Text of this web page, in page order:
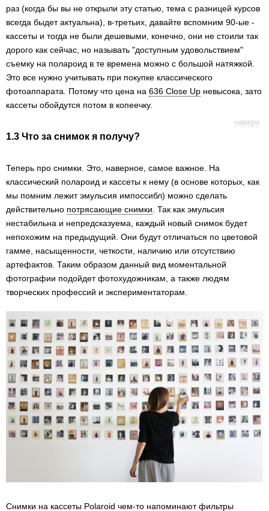
раз (когда бы вы не открыли эту статью, тема с разницей курсов
всегда быдет актуальна), в-третьих, давайте вспомним 90-ые -
кассеты и тогда не были дешевыми, конечно, они не стоили так
дорого как сейчас, но называть "доступным удовольствием"
съемку на полароид в те времена можно с большой натяжкой.
Это все нужно учитывать при покупке классического
фотоаппарата. Потому что цена на 636 Close Up невысока, зато
кассеты обойдутся потом в копеечку.
наверх
1.3 Что за снимок я получу?
Теперь про снимки. Это, наверное, самое важное. На
классический полароид и кассеты к нему (в основе которых, как
мы помним лежит эмульсия импоссибл) можно сделать
действительно потрясающие снимки . Так как эмульсия
нестабильна и непредсказуема, каждый новый снимок будет
непохожим на предыдущий. Они будут отличаться по цветовой
гамме, насыщенности, четкости, наличию или отсутствию
артефактов. Таким образом данный вид моментальной
фотографии подойдет фотохудожникам, а также людям
творческих профессий и экспериментаторам.
Снимки на кассеты Polaroid чем-то напоминают фильтры